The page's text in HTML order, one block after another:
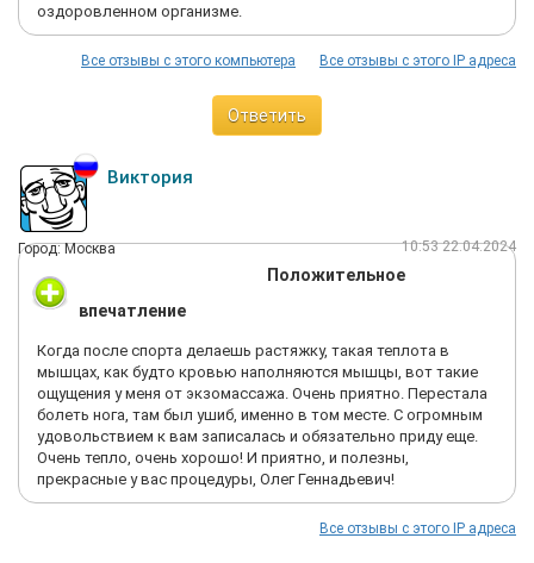
оздоровленном организме.
Все отзывы с этого IP адреса
Все отзывы с этого компьютера
Ответить
Виктория
Город: Москва 10:53 22.04.2024
Положительное
впечатление
Когда после спорта делаешь растяжку, такая теплота в
мышцах, как будто кровью наполняются мышцы, вот такие
ощущения у меня от экзомассажа. Очень приятно. Перестала
болеть нога, там был ушиб, именно в том месте. С огромным
удовольствием к вам записалась и обязательно приду еще.
Очень тепло, очень хорошо! И приятно, и полезны,
прекрасные у вас процедуры, Олег Геннадьевич!
Все отзывы с этого IP адреса